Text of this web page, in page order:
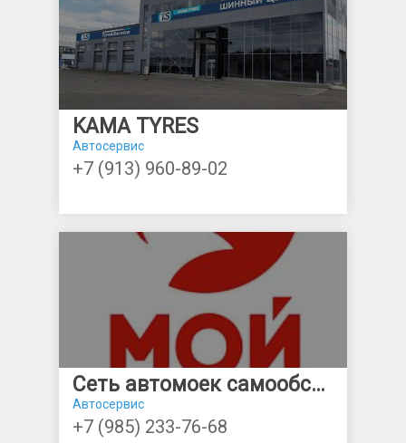
KAMA TYRES
Автосервис
+7 (913) 960-89-02
Сеть автомоек самообслуживания "МОЙ САМ"
Автосервис
+7 (985) 233-76-68